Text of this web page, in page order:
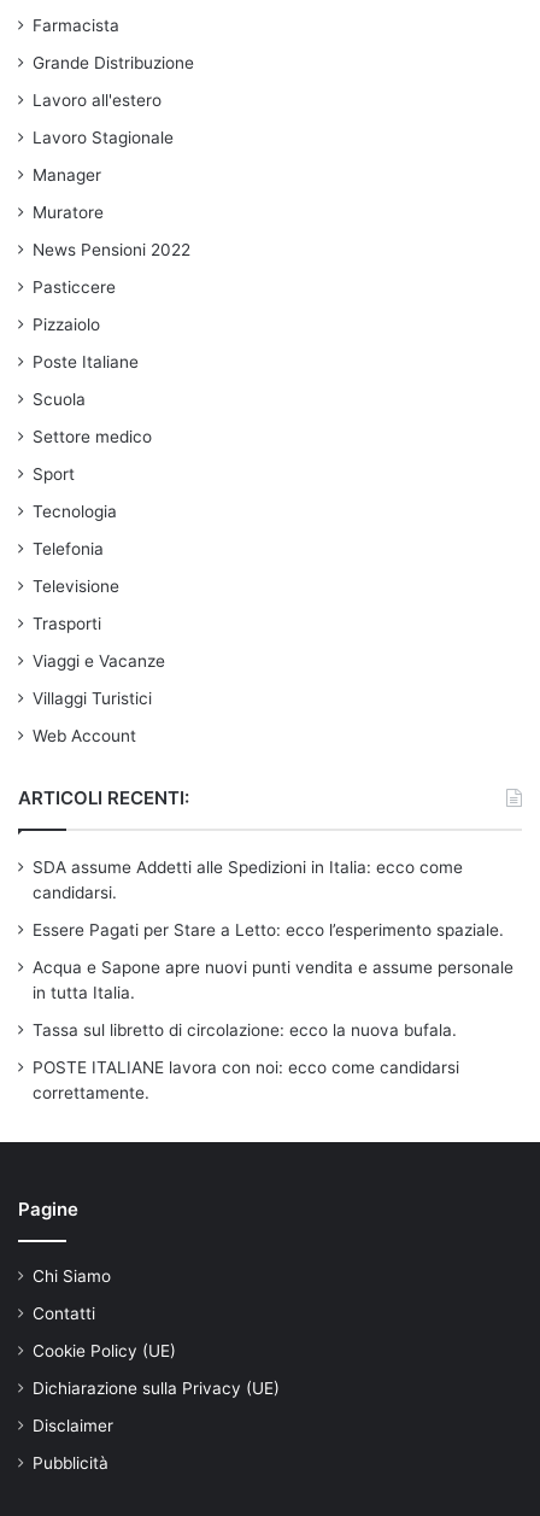
Farmacista
Grande Distribuzione
Lavoro all'estero
Lavoro Stagionale
Manager
Muratore
News Pensioni 2022
Pasticcere
Pizzaiolo
Poste Italiane
Scuola
Settore medico
Sport
Tecnologia
Telefonia
Televisione
Trasporti
Viaggi e Vacanze
Villaggi Turistici
Web Account
ARTICOLI RECENTI:
SDA assume Addetti alle Spedizioni in Italia: ecco come
candidarsi.
Essere Pagati per Stare a Letto: ecco l’esperimento spaziale.
Acqua e Sapone apre nuovi punti vendita e assume personale
in tutta Italia.
Tassa sul libretto di circolazione: ecco la nuova bufala.
POSTE ITALIANE lavora con noi: ecco come candidarsi
correttamente.
Pagine
Chi Siamo
Contatti
Cookie Policy (UE)
Dichiarazione sulla Privacy (UE)
Disclaimer
Pubblicità